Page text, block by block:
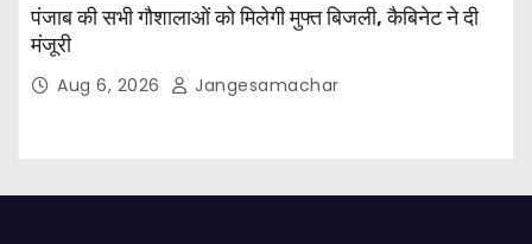
पंजाब की सभी गौशालाओं को मिलेगी मुफ्त बिजली, कैबिनेट ने दी
मंजूरी
Aug 6, 2026 Jangesamachar